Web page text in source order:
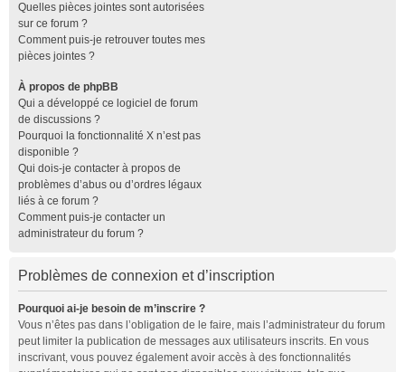
Quelles pièces jointes sont autorisées
sur ce forum ?
Comment puis-je retrouver toutes mes
pièces jointes ?
À propos de phpBB
Qui a développé ce logiciel de forum
de discussions ?
Pourquoi la fonctionnalité X n’est pas
disponible ?
Qui dois-je contacter à propos de
problèmes d’abus ou d’ordres légaux
liés à ce forum ?
Comment puis-je contacter un
administrateur du forum ?
Problèmes de connexion et d’inscription
Pourquoi ai-je besoin de m’inscrire ?
Vous n’êtes pas dans l’obligation de le faire, mais l’administrateur du forum
peut limiter la publication de messages aux utilisateurs inscrits. En vous
inscrivant, vous pouvez également avoir accès à des fonctionnalités